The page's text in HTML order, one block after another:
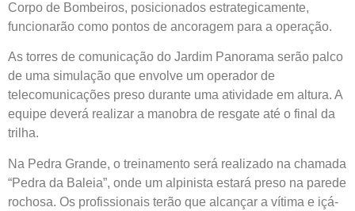
Corpo de Bombeiros, posicionados estrategicamente,
funcionarão como pontos de ancoragem para a operação.
As torres de comunicação do Jardim Panorama serão palco
de uma simulação que envolve um operador de
telecomunicações preso durante uma atividade em altura. A
equipe deverá realizar a manobra de resgate até o final da
trilha.
Na Pedra Grande, o treinamento será realizado na chamada
“Pedra da Baleia”, onde um alpinista estará preso na parede
rochosa. Os profissionais terão que alcançar a vítima e içá-